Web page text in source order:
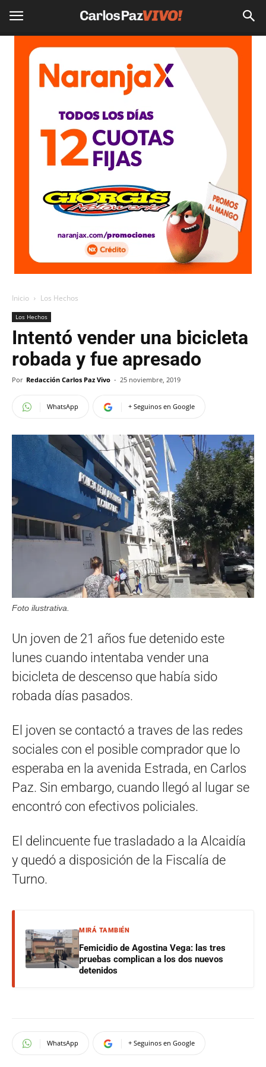
Inicio Los Hechos
Los Hechos
Intentó vender una bicicleta
robada y fue apresado
Por Redacción Carlos Paz Vivo - 25 noviembre, 2019
WhatsApp + Seguinos en Google
Foto ilustrativa.
Un joven de 21 años fue detenido este
lunes cuando intentaba vender una
bicicleta de descenso que había sido
robada días pasados.
El joven se contactó a traves de las redes
sociales con el posible comprador que lo
esperaba en la avenida Estrada, en Carlos
Paz. Sin embargo, cuando llegó al lugar se
encontró con efectivos policiales.
El delincuente fue trasladado a la Alcaidía
y quedó a disposición de la Fiscalía de
Turno.
MIRÁ TAMBIÉN
Femicidio de Agostina Vega: las tres
pruebas complican a los dos nuevos
detenidos
WhatsApp + Seguinos en Google